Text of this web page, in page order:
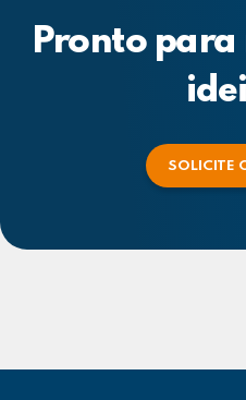
Pronto para
SOLICITE